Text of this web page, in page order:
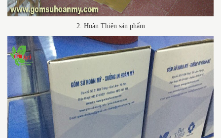
2. Hoàn Thiện sản phẩm